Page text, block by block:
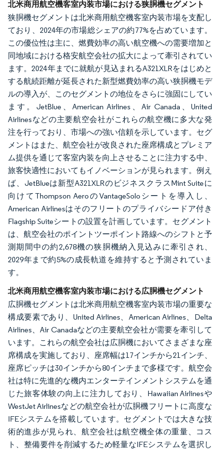
北米商用航空機客室内装市場における狭胴機セグメント
狭胴機セグメントは北米商用航空機客室内装市場を支配し
ており、2024年の市場総シェアの約77%を占めています。
この優位性は主に、燃費効率の高い航空機への需要増加と
同地域における格安航空会社の拡大によって牽引されてい
ます。2024年までに就航が見込まれるA321XLRをはじめと
する航続距離が延長された新型燃費効率の高い狭胴機モデ
ルの導入が、このセグメントの地位をさらに強固にしてい
ます。JetBlue、American Airlines、Air Canada、United
Airlinesなどの主要航空会社がこれらの航空機に多大な発
注を行っており、市場への強い信頼を示しています。セグ
メントはまた、航空会社が改良された座席構成とプレミア
ム提供を通じて客室内装を向上させることに注力する中、
旅客快適性においてもイノベーションが見られます。例え
ば、JetBlueは新型A321XLRのビジネスクラスMint Suiteに
向けてThompson AeroのVantageSoloシートを導入し、
American Airlinesはそのフリートのプライバシードア付き
Flagship Suiteシートの設置を計画しています。セグメント
は、航空会社のポイントツーポイント路線へのシフトと予
測期間中の約2,678機の狭胴機納入見込みに牽引され、
2029年まで約5%の成長軌道を維持すると予測されていま
す。
北米商用航空機客室内装市場における広胴機セグメント
広胴機セグメントは北米商用航空機客室内装市場の重要な
構成要素であり、United Airlines、American Airlines、Delta
Airlines、Air Canadaなどの主要航空会社が需要を牽引して
います。これらの航空会社は広胴機においてさまざまな座
席構成を実施しており、座席幅は17インチから21インチ、
座席ピッチは30インチから80インチまで多様です。航空会
社は特に先進的な機内エンターテインメントシステムを通
じた旅客体験の向上に注力しており、Hawaiian Airlinesや
WestJet Airlinesなどの航空会社が広胴機フリートに高度な
IFEシステムを搭載しています。セグメントでは大きな技
術的進歩が見られ、航空会社は航空機全体の重量、コス
ト、整備要件を削減するため軽量なIFEシステムを選択し